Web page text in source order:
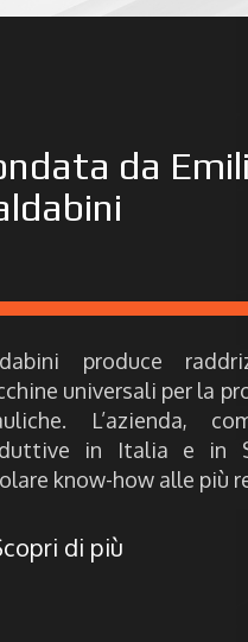
da
produce
universali per la
L’azienda,
in Italia e in
know-how alle più
di più